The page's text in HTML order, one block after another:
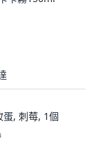
, 刺莓, 1個